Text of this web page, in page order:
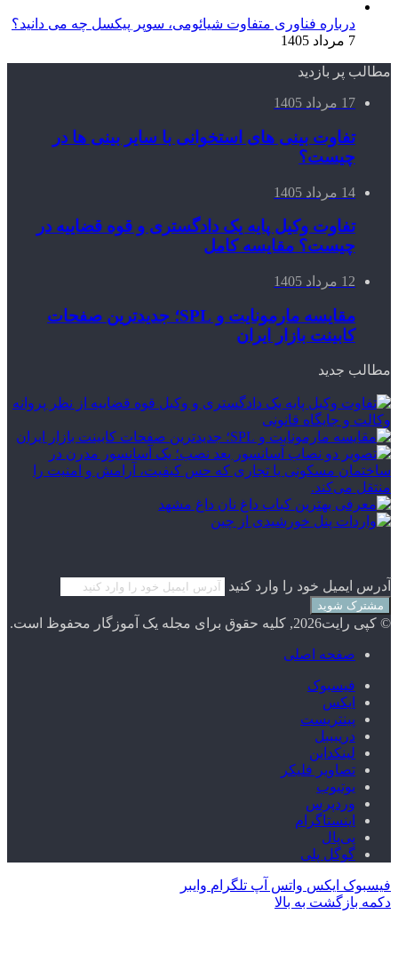
درباره فناوری متفاوت شیائومی، سوپر پیکسل چه می دانید؟
7 مرداد 1405
مطالب پر بازدید
17 مرداد 1405
تفاوت بینی های استخوانی با سایر بینی ها در
چیست؟
14 مرداد 1405
تفاوت وکیل پایه یک دادگستری و قوه قضاییه در
چیست؟ مقایسه کامل
12 مرداد 1405
مقایسه مارمونایت و SPL؛ جدیدترین صفحات
کابینت بازار ایران
مطالب جدید
آدرس ایمیل خود را وارد کنید
© کپی رایت2026, کلیه حقوق برای مجله یک آموزگار محفوظ است.
صفحه اصلی
فیسبوک
ایکس
پینتریست
دریبببل
لینکداین
تصاویر فلیکر
یوتیوب
وردپرس
اینستاگرام
پی‌پال
گوگل پلی
فیسبوک ایکس واتس آپ تلگرام وایبر
دکمه بازگشت به بالا